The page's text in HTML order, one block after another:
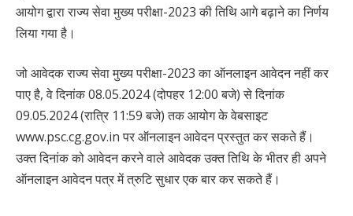
आयोग द्वारा राज्य सेवा मुख्य परीक्षा-2023 की तिथि आगे बढ़ाने का निर्णय
लिया गया है।
जो आवेदक राज्य सेवा मुख्य परीक्षा-2023 का ऑनलाइन आवेदन नहीं कर
पाए है, वे दिनांक 08.05.2024 (दोपहर 12:00 बजे) से दिनांक
09.05.2024 (रात्रि 11:59 बजे) तक आयोग के वेबसाइट
www.psc.cg.gov.in पर ऑनलाइन आवेदन प्रस्तुत कर सकते हैं।
उक्त दिनांक को आवेदन करने वाले आवेदक उक्त तिथि के भीतर ही अपने
ऑनलाइन आवेदन पत्र में त्रुटि सुधार एक बार कर सकते हैं।